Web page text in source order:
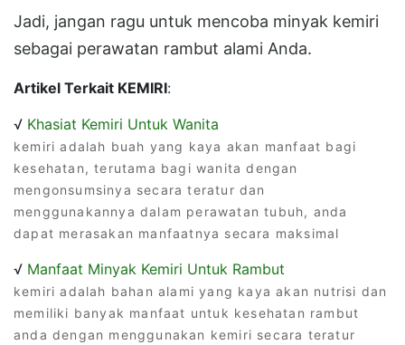
Jadi, jangan ragu untuk mencoba minyak kemiri
sebagai perawatan rambut alami Anda.
Artikel Terkait KEMIRI:
√ Khasiat Kemiri Untuk Wanita
kemiri adalah buah yang kaya akan manfaat bagi
kesehatan, terutama bagi wanita dengan
mengonsumsinya secara teratur dan
menggunakannya dalam perawatan tubuh, anda
dapat merasakan manfaatnya secara maksimal
√ Manfaat Minyak Kemiri Untuk Rambut
kemiri adalah bahan alami yang kaya akan nutrisi dan
memiliki banyak manfaat untuk kesehatan rambut
anda dengan menggunakan kemiri secara teratur